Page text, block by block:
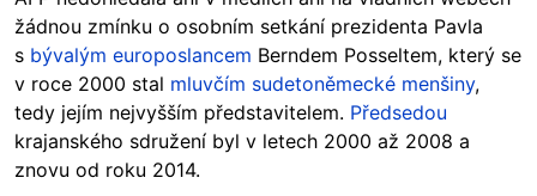
žádnou zmínku o osobním setkání prezidenta Pavla
s bývalým europoslancem Berndem Posseltem, který se
v roce 2000 stal mluvčím sudetoněmecké menšiny,
tedy jejím nejvyšším představitelem. Předsedou
krajanského sdružení byl v letech 2000 až 2008 a
znovu od roku 2014.